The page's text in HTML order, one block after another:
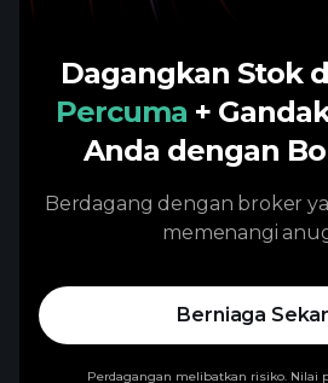
Dagangkan Stok
Percuma +
Anda dengan
Berdagang dengan broker
memenangi
Berniaga
Perdagangan melibatkan risiko. Nilai